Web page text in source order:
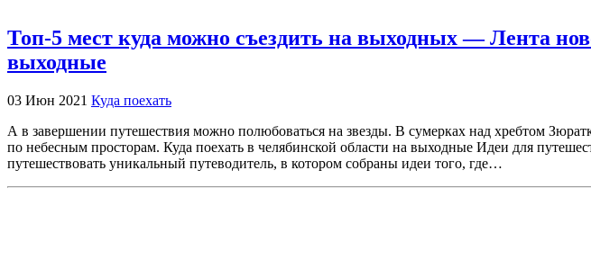
Топ-5 мест куда можно съездить на выходных — Лента
выходные
03 Июн 2021 Куда поехать
А в завершении путешествия можно полюбоваться на звезды. В сумерках над хребтом
по небесным просторам. Куда поехать в челябинской области на выходные Идеи для
путешествовать уникальный путеводитель, в котором собраны идеи того, где…